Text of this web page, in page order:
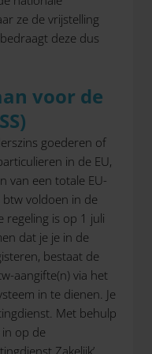
ze de vrijstelling
deze dus
voor de
goederen of
in de EU,
van een totale EU-
voldoen in de
regeling is op 1 juli
dat je je in de
bestaat de
aangifte(n) via het
in te dienen. Je
Met behulp
op de
Zakelijk’.